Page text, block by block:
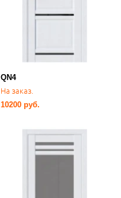
QN4
На заказ.
10200 руб.